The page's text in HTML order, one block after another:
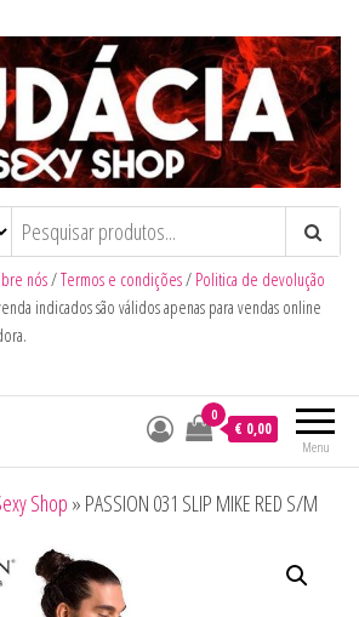
nós/Termos e condições/ Politica de devolução
indicados são válidos apenas para vendas online
Menu
0
€ 0,00
Shop » PASSION 031 SLIP MIKE RED S/M